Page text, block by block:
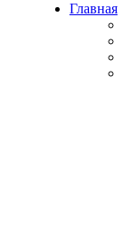
Главная